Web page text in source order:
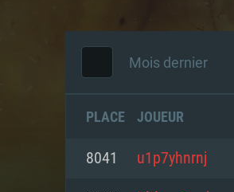
Mois dernier
PLACE JOUEUR
8041 u1p7yhnrnj